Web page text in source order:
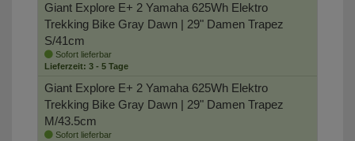
Giant Explore E+ 2 Yamaha 625Wh Elektro
Trekking Bike Gray Dawn | 29" Damen Trapez
S/41cm
Sofort lieferbar
Lieferzeit: 3 - 5 Tage
Giant Explore E+ 2 Yamaha 625Wh Elektro
Trekking Bike Gray Dawn | 29" Damen Trapez
M/43.5cm
Sofort lieferbar